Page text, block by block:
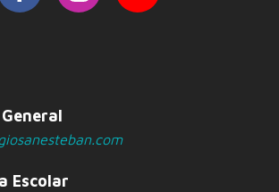
Escolar